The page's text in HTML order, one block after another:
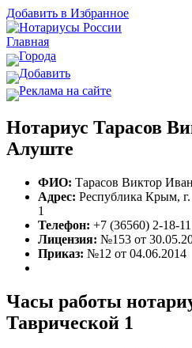
Добавить в Избранное
Главная
Города
Добавить
Реклама на сайте
Нотариус Тарасов
Алуште
ФИО: Тарасов Виктор
Адрес: Республика Крым,
1
Телефон: +7 (36560) 2-18-11
Лицензия: №153 от
Приказ: №12 от 04.06.2014
Часы работы
Таврической 1